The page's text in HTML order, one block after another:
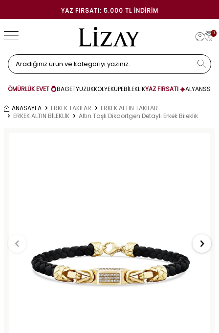
YAZ FIRSATI: 5.000 TL İNDIRIM
0
ÖMÜRLÜK EVET 💍BAGETYÜZÜKKOLYEKÜPEBİLEKLİKYAZ FIRSATI ☀️ALYANS
ANASAYFA ERKEK TAKILAR
ERKEK ALTIN TAKILAR
ERKEK ALTIN BİLEKLİK
Altın Taşlı Dikdörtgen Detaylı Erkek Bileklik